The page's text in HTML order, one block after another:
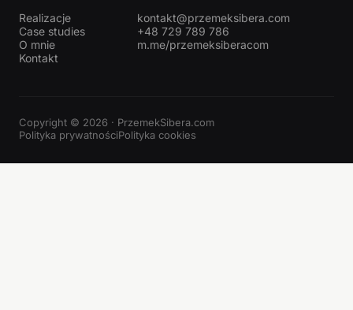
Realizacje
Case studies
O mnie
Kontakt
kontakt@przemeksibera.com
+48 729 789 786
m.me/przemeksiberacom
Copyright © 2026 · PrzemekSibera.com
Polityka prywatnościPolityka cookies